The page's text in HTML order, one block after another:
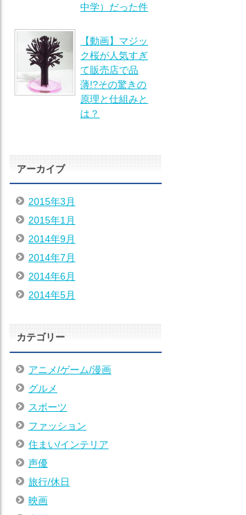
中学）だった件
【動画】マジッ
ク桜が人気すぎ
て販売店で品
薄!?その驚きの
原理と仕組みと
は？
アーカイブ
2015年3月
2015年1月
2014年9月
2014年7月
2014年6月
2014年5月
カテゴリー
アニメ/ゲーム/漫画
グルメ
スポーツ
ファッション
住まい/インテリア
声優
旅行/休日
映画